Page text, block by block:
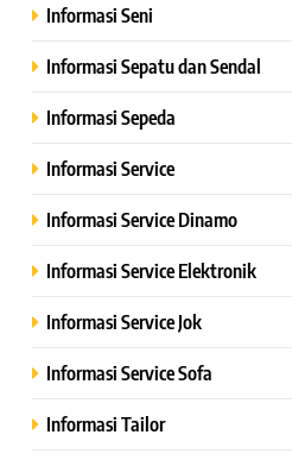
Informasi Seni
Informasi Sepatu dan Sendal
Informasi Sepeda
Informasi Service
Informasi Service Dinamo
Informasi Service Elektronik
Informasi Service Jok
Informasi Service Sofa
Informasi Tailor